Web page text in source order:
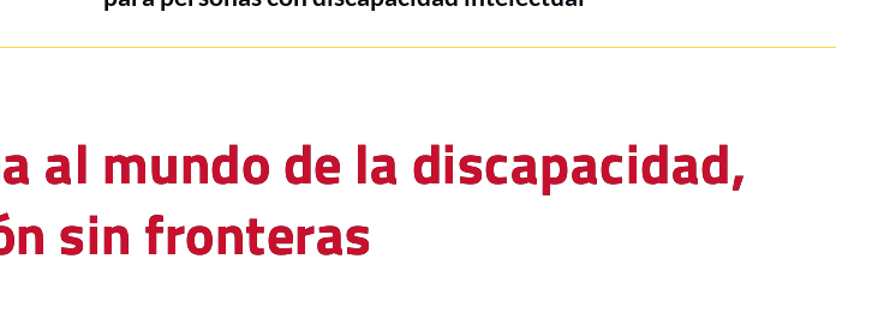
al mundo de la discapacidad,
sin fronteras